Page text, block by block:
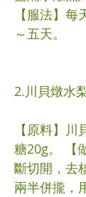
【服法】
～五天。
2.川貝燉水
【原料】
糖20g。 【
斷切開，去
兩半併攏，